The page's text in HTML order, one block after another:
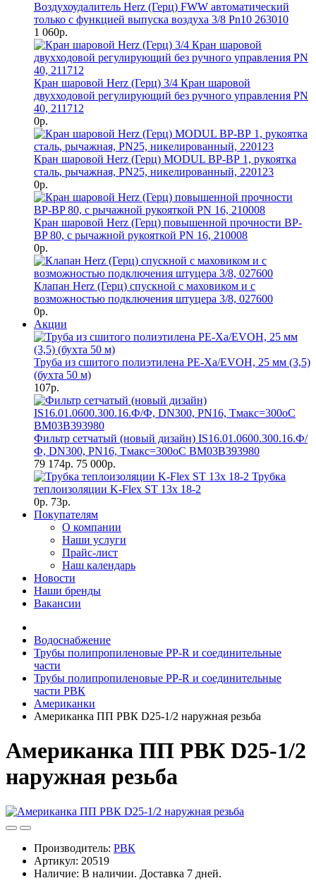
Воздухоудалитель Herz (Герц) FWW автоматический
только с функцией выпуска воздуха 3/8 Pn10 263010
1 060р.
Кран шаровой Herz (Герц) 3/4 Кран шаровой
двухходовой регулирующий без ручного управления PN
40, 211712
0р.
Кран шаровой Herz (Герц) MODUL ВР-ВР 1, рукоятка
сталь, рычажная, PN25, никелированный, 220123
0р.
Кран шаровой Herz (Герц) повышенной прочности BP-
BP 80, с рычажной рукояткой PN 16, 210008
0р.
Клапан Herz (Герц) спускной с маховиком и с
возможностью подключения штуцера 3/8, 027600
0р.
Акции
Труба из сшитого полиэтилена PE-Xa/EVOH, 25 мм (3,5)
(бухта 50 м)
107р.
Фильтр сетчатый (новый дизайн) IS16.01.0600.300.16.Ф/
Ф, DN300, РN16, Тмакс=300оС BM03B393980
79 174р. 75 000р.
Трубка
теплоизоляции K-Flex ST 13х 18-2
0р. 73р.
Покупателям
О компании
Наши услуги
Прайс-лист
Наш календарь
Новости
Наши бренды
Вакансии
Водоснабжение
Трубы полипропиленовые PP-R и соединительные
части
Трубы полипропиленовые PP-R и соединительные
части РВК
Американки
Американка ПП РВК D25-1/2 наружная резьба
Американка ПП РВК D25-1/2
наружная резьба
Производитель: РВК
Артикул: 20519
Наличие: В наличии. Доставка 7 дней.